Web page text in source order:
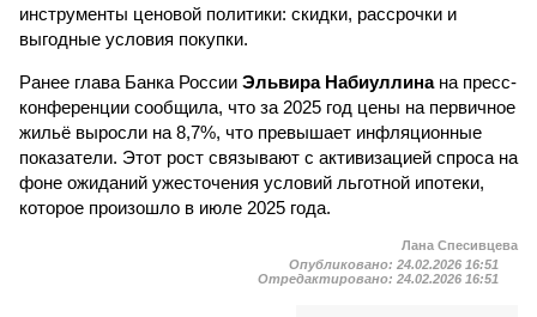
инструменты ценовой политики: скидки, рассрочки и
выгодные условия покупки.
Ранее глава Банка России Эльвира Набиуллинана пресс-
конференции сообщила, что за 2025 год цены на первичное
жильё выросли на 8,7%, что превышает инфляционные
показатели. Этот рост связывают с активизацией спроса на
фоне ожиданий ужесточения условий льготной ипотеки,
которое произошло в июле 2025 года.
Лана Спесивцева
Опубликовано: 24.02.2026 16:51
Отредактировано: 24.02.2026 16:51